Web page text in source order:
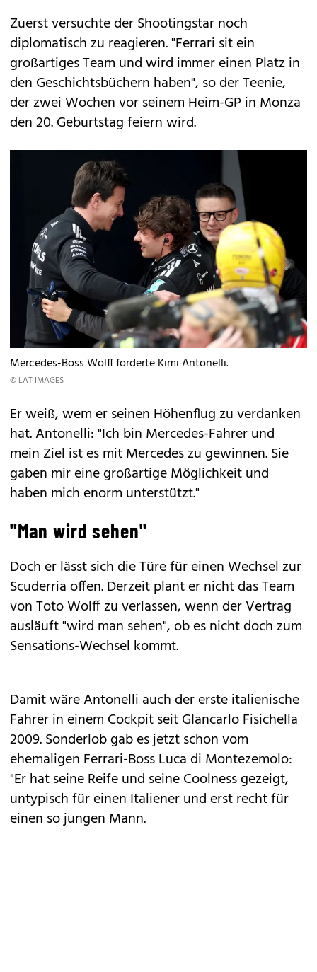
Zuerst versuchte der Shootingstar noch
diplomatisch zu reagieren. "Ferrari sit ein
großartiges Team und wird immer einen Platz in
den Geschichtsbüchern haben", so der Teenie,
der zwei Wochen vor seinem Heim-GP in Monza
den 20. Geburtstag feiern wird.
Mercedes-Boss Wolff förderte Kimi Antonelli.
© LAT IMAGES
Er weiß, wem er seinen Höhenflug zu verdanken
hat. Antonelli: "Ich bin Mercedes-Fahrer und
mein Ziel ist es mit Mercedes zu gewinnen. Sie
gaben mir eine großartige Möglichkeit und
haben mich enorm unterstützt."
"Man wird sehen"
Doch er lässt sich die Türe für einen Wechsel zur
Scuderria offen. Derzeit plant er nicht das Team
von Toto Wolff zu verlassen, wenn der Vertrag
ausläuft "wird man sehen", ob es nicht doch zum
Sensations-Wechsel kommt.
Damit wäre Antonelli auch der erste italienische
Fahrer in einem Cockpit seit GIancarlo Fisichella
2009. Sonderlob gab es jetzt schon vom
ehemaligen Ferrari-Boss Luca di Montezemolo:
"Er hat seine Reife und seine Coolness gezeigt,
untypisch für einen Italiener und erst recht für
einen so jungen Mann.